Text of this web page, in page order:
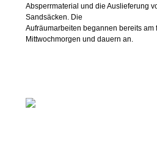
Absperrmaterial und die Auslieferung
Sandsäcken. Die
Aufräumarbeiten begannen bereits am
Mittwochmorgen und dauern an.